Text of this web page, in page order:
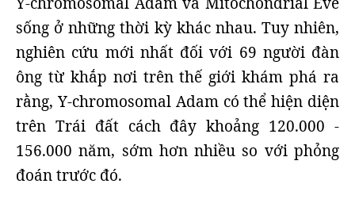
sống ở những thời kỳ khác nhau. Tuy nhiên,
nghiên cứu mới nhất đối với 69 người đàn
ông từ khắp nơi trên thế giới khám phá ra
rằng, Y-chromosomal Adam có thể hiện diện
trên Trái đất cách đây khoảng 120.000 -
156.000 năm, sớm hơn nhiều so với phỏng
đoán trước đó.